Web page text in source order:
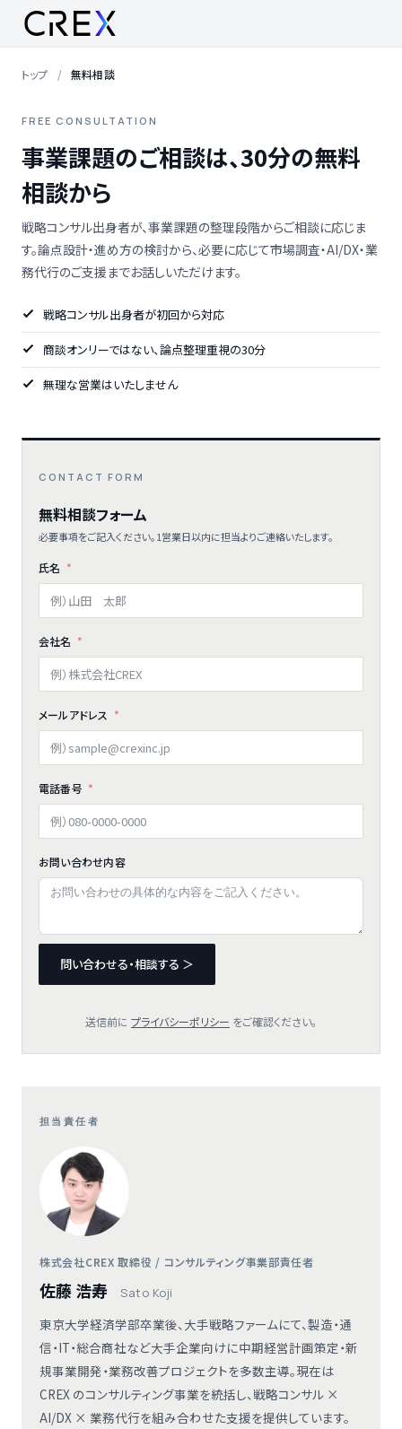
トップ 無料相談
FREE CONSULTATION
事業課題のご相談は、30分の無料
相談から
戦略コンサル出身者が、事業課題の整理段階からご相談に応じま
す。論点設計・進め方の検討から、必要に応じて市場調査・AI/DX・業
務代行のご支援までお話しいただけます。
戦略コンサル出身者が初回から対応
商談オンリーではない、論点整理重視の30分
無理な営業はいたしません
CONTACT FORM
無料相談フォーム
必要事項をご記入ください。1営業日以内に担当よりご連絡いたします。
氏名
会社名
メールアドレス
電話番号
お問い合わせ内容
問い合わせる・相談する ＞
送信前に プライバシーポリシー をご確認ください。
担当責任者
株式会社CREX 取締役 / コンサルティング事業部責任者
佐藤 浩寿 Sato Koji
東京大学経済学部卒業後、大手戦略ファームにて、製造・通
信・IT・総合商社など大手企業向けに中期経営計画策定・新
規事業開発・業務改善プロジェクトを多数主導。現在は
CREX のコンサルティング事業を統括し、戦略コンサル ×
AI/DX × 業務代行を組み合わせた支援を提供しています。